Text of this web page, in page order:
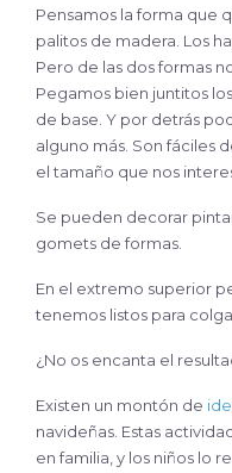
Pensamos la forma que
palitos de madera. Los
Pero de las dos formas
Pegamos bien juntitos
de base. Y por detrás
alguno más. Son fáciles
el tamaño que nos
Se pueden decorar
gomets de formas.
En el extremo superior
tenemos listos para
¿No os encanta el
Existen un montón de
navideñas. Estas
en familia, y los niños lo